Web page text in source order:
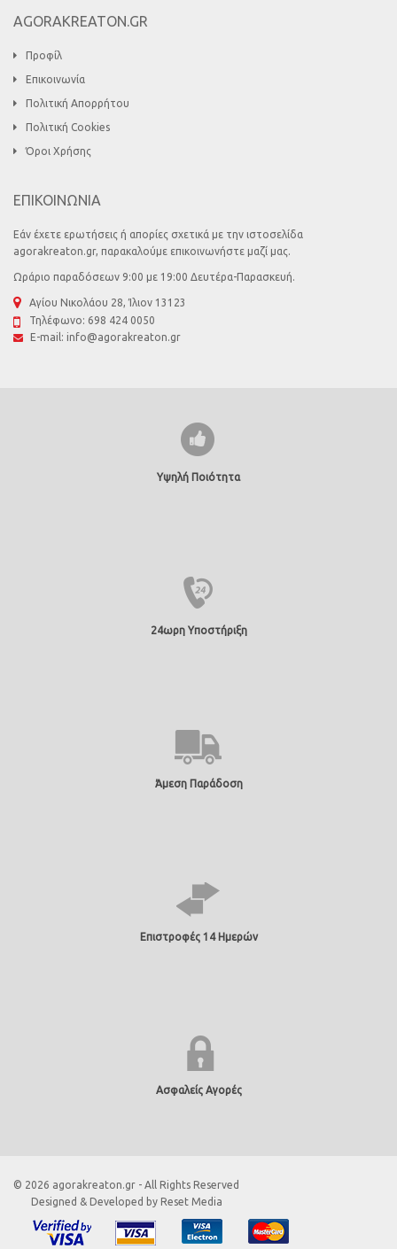
AGORAKREATON.GR
Προφίλ
Επικοινωνία
Πολιτική Απορρήτου
Πολιτική Cookies
Όροι Χρήσης
ΕΠΙΚΟΙΝΩΝΙΑ
Εάν έχετε ερωτήσεις ή απορίες σχετικά με την ιστοσελίδα
agorakreaton.gr, παρακαλούμε επικοινωνήστε μαζί μας.
Ωράριο παραδόσεων 9:00 με 19:00 Δευτέρα-Παρασκευή.
Αγίου Νικολάου 28, Ίλιον 13123
Τηλέφωνο: 698 424 0050
E-mail: info@agorakreaton.gr
Υψηλή Ποιότητα
24ωρη Υποστήριξη
Άμεση Παράδοση
Επιστροφές 14 Ημερών
Ασφαλείς Αγορές
© 2026 agorakreaton.gr - All Rights Reserved
Designed & Developed by Reset Media